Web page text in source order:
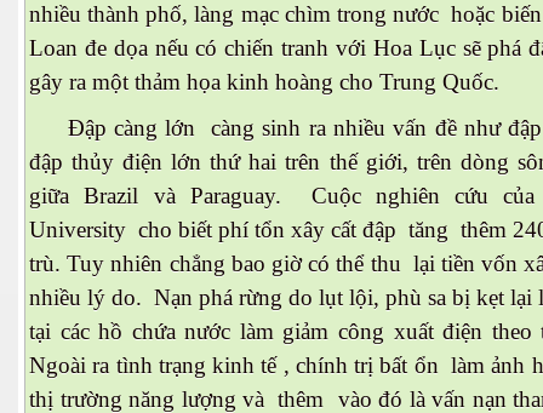
nhiều thành phố, làng mạc chìm trong nước hoặc
Loan đe dọa nếu có chiến tranh với Hoa Lục sẽ phá
gây ra một thảm họa kinh hoàng cho Trung Quốc.
Đập càng lớn càng sinh ra nhiều vấn đề như
đập thủy điện lớn thứ hai trên thế giới, trên dòng
giữa Brazil và Paraguay. Cuộc nghiên cứu
University cho biết phí tổn xây cất đập tăng thêm
trù. Tuy nhiên chẳng bao giờ có thể thu lại tiền vốn
nhiều lý do. Nạn phá rừng do lụt lội, phù sa bị kẹt lại
tại các hồ chứa nước làm giảm công xuất điện theo
Ngoài ra tình trạng kinh tế , chính trị bất ổn làm ảnh
thị trường năng lượng và thêm vào đó là vấn nạn
- P2